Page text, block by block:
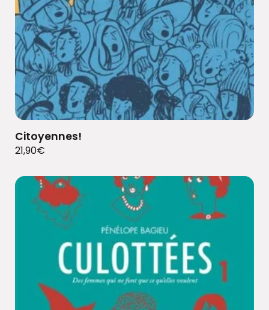
Citoyennes!
21,90€